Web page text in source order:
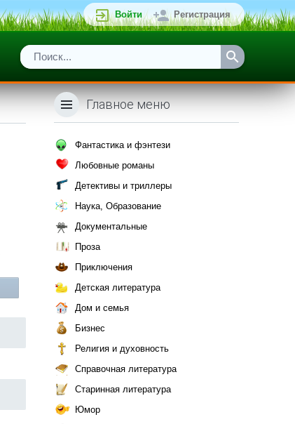
Войти Регистрация
Главное меню
Фантастика и фэнтези
Любовные романы
Детективы и триллеры
Наука, Образование
Документальные
Проза
Приключения
Детская литература
Дом и семья
Бизнес
Религия и духовность
Справочная литература
Старинная литература
Юмор